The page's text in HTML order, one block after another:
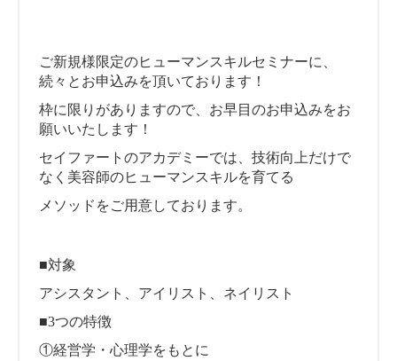
ご新規様限定のヒューマンスキルセミナーに、
続々とお申込みを頂いております！
枠に限りがありますので、お早目のお申込みをお
願いいたします！
セイファートのアカデミーでは、技術向上だけで
なく美容師のヒューマンスキルを育てる
メソッドをご用意しております。
■対象
アシスタント、アイリスト、ネイリスト
■3つの特徴
①経営学・心理学をもとに